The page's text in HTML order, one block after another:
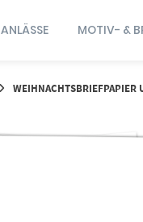
ANLÄSSE MOTIV- &
WEIHNACHTSBRIEFPAPIER